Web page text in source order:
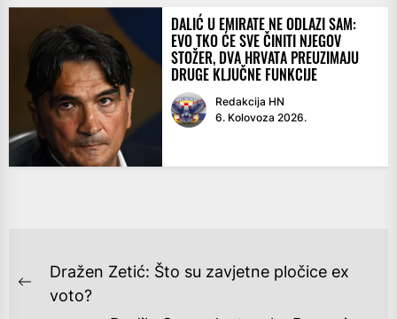
DALIĆ U EMIRATE NE ODLAZI SAM:
EVO TKO ĆE SVE ČINITI NJEGOV
STOŽER, DVA HRVATA PREUZIMAJU
DRUGE KLJUČNE FUNKCIJE
Redakcija HN
6. Kolovoza 2026.
NAVIGACIJA
OBJAVA
Previous
Dražen Zetić: Što su zavjetne pločice ex
voto?